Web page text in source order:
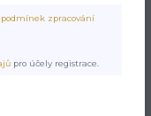
-
podmínek zpracování
pro účely registrace.